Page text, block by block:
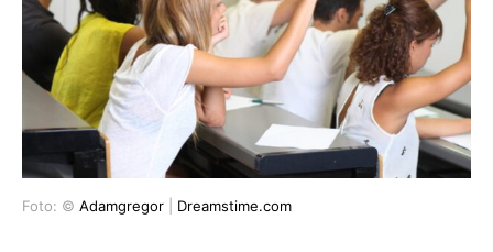
Foto: © Adamgregor Dreamstime.com